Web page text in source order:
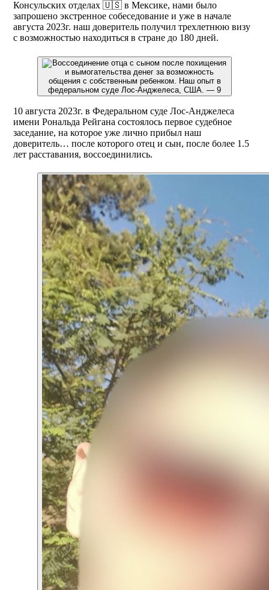
Консульских отделах 🇺🇸 в Мексике, нами было
запрошено экстренное собеседование и уже в начале
августа 2023г. наш доверитель получил трехлетнюю визу
с возможностью находиться в стране до 180 дней.
10 августа 2023г. в Федеральном суде Лос-Анджелеса
имени Рональда Рейгана состоялось первое судебное
заседание, на которое уже лично прибыл наш
доверитель… после которого отец и сын, после более 1.5
лет расставания, воссоединились.